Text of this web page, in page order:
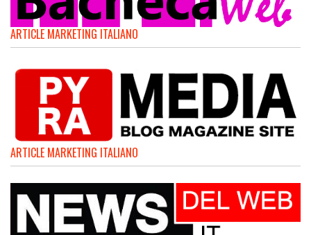
ARTICLE MARKETING ITALIANO
ARTICLE MARKETING ITALIANO